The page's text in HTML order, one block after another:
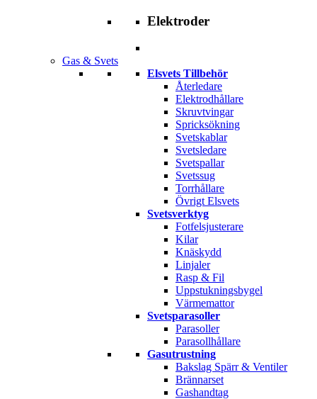
Elektroder
Gas & Svets
Elsvets Tillbehör
Återledare
Elektrodhållare
Skruvtvingar
Spricksökning
Svetskablar
Svetsledare
Svetspallar
Svetssug
Torrhållare
Övrigt Elsvets
Svetsverktyg
Fotfelsjusterare
Kilar
Knäskydd
Linjaler
Rasp & Fil
Uppstukningsbygel
Värmemattor
Svetsparasoller
Parasoller
Parasollhållare
Gasutrustning
Bakslag Spärr & Ventiler
Brännarset
Gashandtag